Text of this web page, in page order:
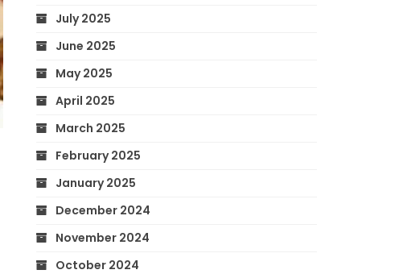
July 2025
June 2025
May 2025
April 2025
March 2025
February 2025
January 2025
December 2024
November 2024
October 2024